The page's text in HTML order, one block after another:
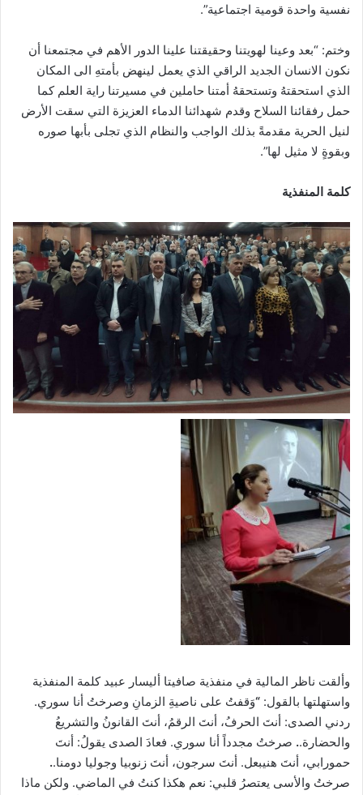
نفسية واحدة قومية اجتماعية”.
وختم: “بعد وعينا لهويتنا وحقيقتنا علينا الدور الأهم في مجتمعنا أن
نكون الانسان الجديد الراقي الذي يعمل لينهض بأمتهِ الى المكان
الذي استحقتهُ وتستحقهُ أمتنا حاملين في مسيرتنا راية العلم كما
حمل رفقائنا السلاح وقدم شهدائنا الدماء العزيزة التي سقت الأرض
لنيل الحرية مقدمةً بذلك الواجب والنظام الذي تجلى بأبها صوره
وبقوةٍ لا مثيل لها”.
كلمة المنفذية
وألقت ناظر المالية في منفذية صافيتا أليسار عبيد كلمة المنفذية
واستهلتها بالقول: “وَقفتُ على ناصيةِ الزمانِ وصرختُ أنا سوري.
ردني الصدى: أنتَ الحرفُ، أنتَ الرقمُ، أنتَ القانونُ والتشريعُ
والحضارة.. صرختُ مجدداً أنا سوري. فعادَ الصدى يقولُ: أنتَ
حمورابي، أنتَ هنيبعل. أنتَ سرجون، أنتَ زنوبيا وجوليا دومنا..
صرختُ والأسى يعتصرُ قلبي: نعم هكذا كنتُ في الماضي. ولكن ماذا